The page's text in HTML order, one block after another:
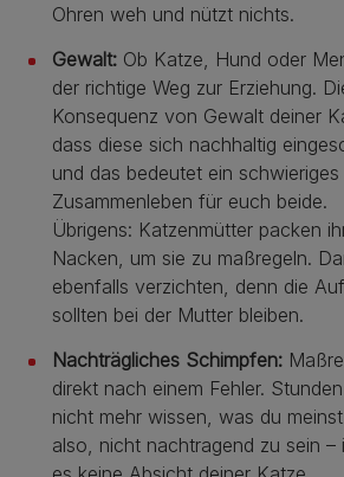
Ohren weh und nützt nichts.
Gewalt: Ob Katze, Hund oder
der richtige Weg zur Erziehung.
Konsequenz von Gewalt deiner
dass diese sich nachhaltig
und das bedeutet ein schwieriges
Zusammenleben für euch beide.
Übrigens: Katzenmütter packen
Nacken, um sie zu maßregeln.
ebenfalls verzichten, denn die
sollten bei der Mutter bleiben.
Nachträgliches Schimpfen:
direkt nach einem Fehler.
nicht mehr wissen, was du
also, nicht nachtragend zu sein